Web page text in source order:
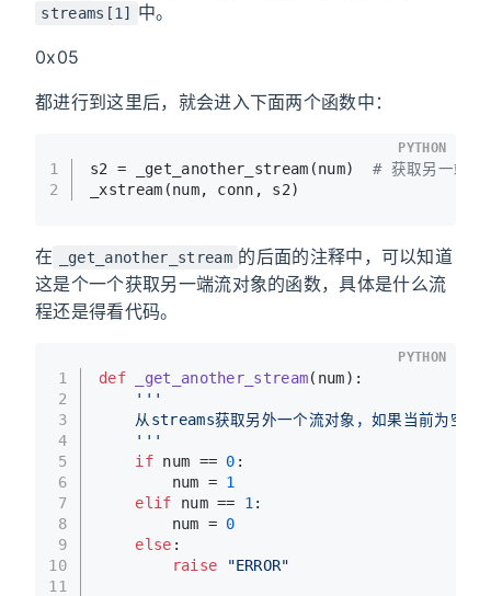
streams[1] 中。
0x05
都进行到这里后，就会进入下面两个函数中：
1
2
s2 = _get_another_stream(num) # 获取另一端流
_xstream(num, conn, s2)
PYTHON
在 _get_another_stream 的后面的注释中，可以知道
这是个一个获取另一端流对象的函数，具体是什么流
程还是得看代码。
1
2
3
4
5
6
7
8
9
10
11
def _get_another_stream( num):
'''
从streams获取另外一个流对象，如果当前为空，
    '''
if num == 0 :
        num =
1
elif num == 1 :
        num =
0
else :
raise
"ERROR"
PYTHON